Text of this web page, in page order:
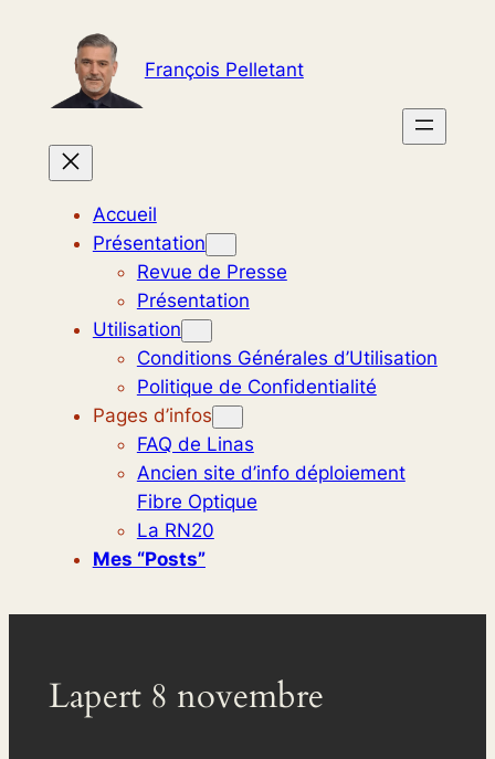
contenu
François Pelletant
Accueil
Présentation
Revue de Presse
Présentation
Utilisation
Conditions Générales d’Utilisation
Politique de Confidentialité
Pages d’infos
FAQ de Linas
Ancien site d’info déploiement
Fibre Optique
La RN20
Mes “posts”
Lapert 8 novembre